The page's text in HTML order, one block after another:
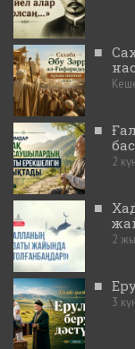
■
■
2
■
2
■
3